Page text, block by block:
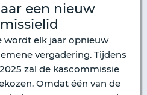
een nieuw
wordt elk jaar opnieuw
vergadering. Tijdens
zal de kascommissie
Omdat één van de